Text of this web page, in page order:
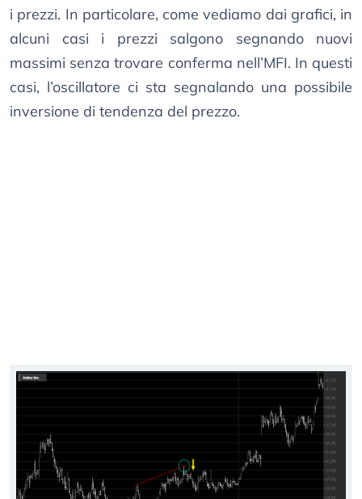
i prezzi. In particolare, come vediamo dai grafici, in
alcuni casi i prezzi salgono segnando nuovi
massimi senza trovare conferma nell’MFI. In questi
casi, l’oscillatore ci sta segnalando una possibile
inversione di tendenza del prezzo.